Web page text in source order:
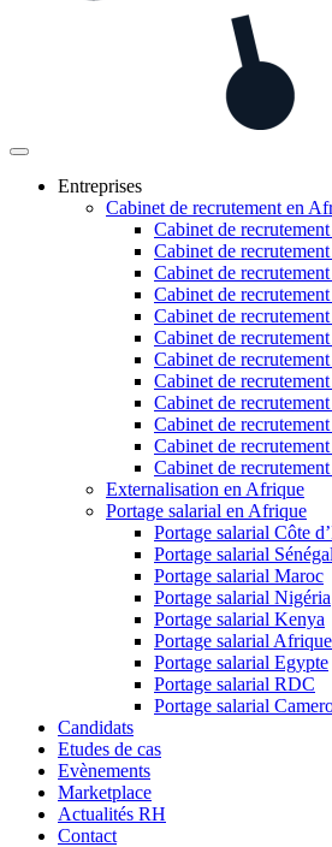
Entreprises
Cabinet de recrutement en
Cabinet de
Cabinet de
Cabinet de
Cabinet de
Cabinet de
Cabinet de
Cabinet de
Cabinet de
Cabinet de
Cabinet de
Cabinet de
Cabinet de
Externalisation en Afrique
Portage salarial en Afrique
Portage salarial Côte
Portage salarial Sénégal
Portage salarial Maroc
Portage salarial Nigéria
Portage salarial Kenya
Portage salarial
Portage salarial Egypte
Portage salarial RDC
Portage salarial
Candidats
Etudes de cas
Evènements
Marketplace
Actualités RH
Contact